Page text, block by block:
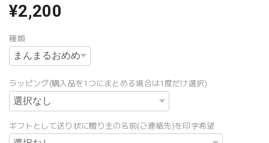
¥2,200
種類
ラッピング(購入品を1つにまとめる場合は1度だけ選択)
ギフトとして送り状に贈り主の名前(ご連絡先)を印字希望